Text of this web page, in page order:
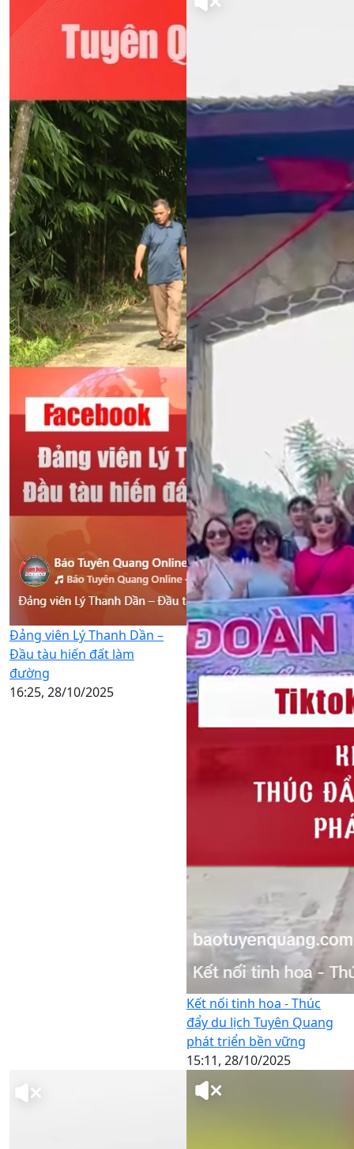
Đảng viên Lý Thanh Dần –
Đầu tàu hiến đất làm
đường
16:25, 28/10/2025
Kết nối tinh hoa - Thúc
đẩy du lịch Tuyên Quang
phát triển bền vững
15:11, 28/10/2025